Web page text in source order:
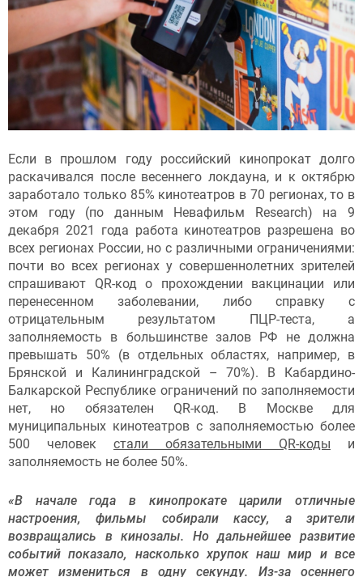
Если в прошлом году российский кинопрокат долго
раскачивался после весеннего локдауна, и к октябрю
заработало только 85% кинотеатров в 70 регионах, то в
этом году (по данным Невафильм Research) на 9
декабря 2021 года работа кинотеатров разрешена во
всех регионах России, но с различными ограничениями:
почти во всех регионах у совершеннолетних зрителей
спрашивают QR-код о прохождении вакцинации или
перенесенном заболевании, либо справку с
отрицательным результатом ПЦР-теста, а
заполняемость в большинстве залов РФ не должна
превышать 50% (в отдельных областях, например, в
Брянской и Калининградской – 70%). В Кабардино-
Балкарской Республике ограничений по заполняемости
нет, но обязателен QR-код. В Москве для
муниципальных кинотеатров с заполняемостью более
500 человек стали обязательными QR-коды и
заполняемость не более 50%.
«В начале года в кинопрокате царили отличные
настроения, фильмы собирали кассу, а зрители
возвращались в кинозалы. Но дальнейшее развитие
событий показало, насколько хрупок наш мир и все
может измениться в одну секунду. Из-за осеннего